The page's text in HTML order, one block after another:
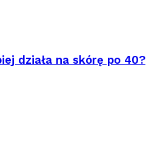
działa na skórę po 40?